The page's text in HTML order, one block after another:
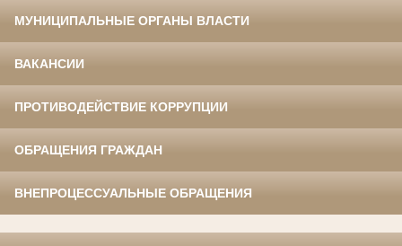
МУНИЦИПАЛЬНЫЕ ОРГАНЫ ВЛАСТИ
ВАКАНСИИ
ПРОТИВОДЕЙСТВИЕ КОРРУПЦИИ
ОБРАЩЕНИЯ ГРАЖДАН
ВНЕПРОЦЕССУАЛЬНЫЕ ОБРАЩЕНИЯ